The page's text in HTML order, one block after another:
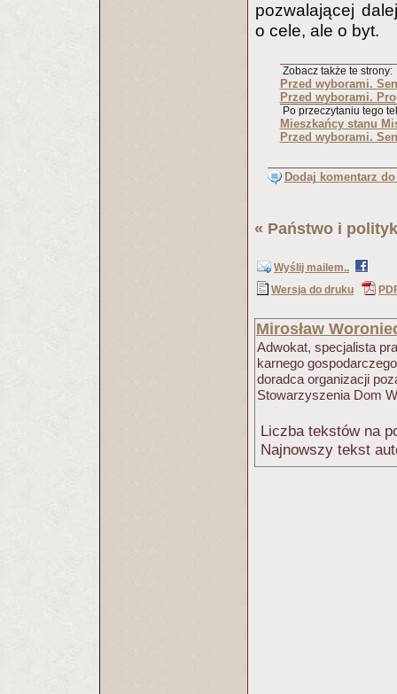
pozwalającej
o cele, ale o byt.
Zobacz także te strony:
Przed wyborami.
Przed wyborami.
Po przeczytaniu tego
Mieszkańcy stanu
Przed wyborami.
Dodaj komentarz
« Państwo i
Wyślij mailem..
Wersja do druku
Mirosław
Adwokat, specjalista
karnego
doradca organizacji
Stowarzyszenia Dom
Liczba tekstów na
Najnowszy tekst